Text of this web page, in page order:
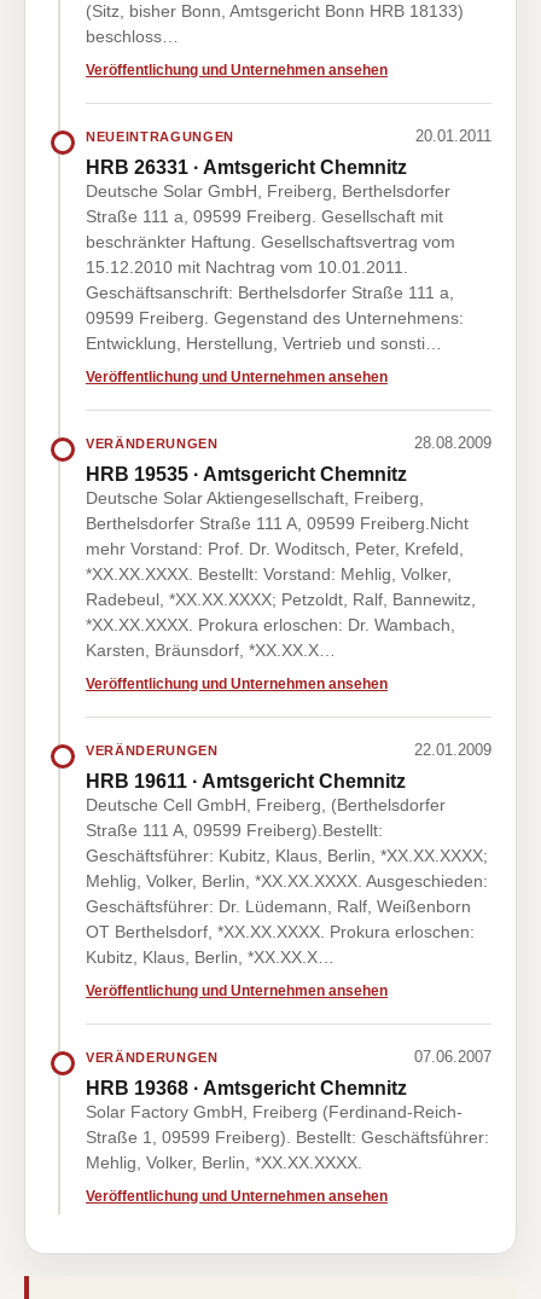
(Sitz, bisher Bonn, Amtsgericht Bonn HRB 18133)
beschloss…
Veröffentlichung und Unternehmen ansehen
NEUEINTRAGUNGEN 20.01.2011
HRB 26331 · Amtsgericht Chemnitz
Deutsche Solar GmbH, Freiberg, Berthelsdorfer
Straße 111 a, 09599 Freiberg. Gesellschaft mit
beschränkter Haftung. Gesellschaftsvertrag vom
15.12.2010 mit Nachtrag vom 10.01.2011.
Geschäftsanschrift: Berthelsdorfer Straße 111 a,
09599 Freiberg. Gegenstand des Unternehmens:
Entwicklung, Herstellung, Vertrieb und sonsti…
Veröffentlichung und Unternehmen ansehen
VERÄNDERUNGEN 28.08.2009
HRB 19535 · Amtsgericht Chemnitz
Deutsche Solar Aktiengesellschaft, Freiberg,
Berthelsdorfer Straße 111 A, 09599 Freiberg.Nicht
mehr Vorstand: Prof. Dr. Woditsch, Peter, Krefeld,
*XX.XX.XXXX. Bestellt: Vorstand: Mehlig, Volker,
Radebeul, *XX.XX.XXXX; Petzoldt, Ralf, Bannewitz,
*XX.XX.XXXX. Prokura erloschen: Dr. Wambach,
Karsten, Bräunsdorf, *XX.XX.X…
Veröffentlichung und Unternehmen ansehen
VERÄNDERUNGEN 22.01.2009
HRB 19611 · Amtsgericht Chemnitz
Deutsche Cell GmbH, Freiberg, (Berthelsdorfer
Straße 111 A, 09599 Freiberg).Bestellt:
Geschäftsführer: Kubitz, Klaus, Berlin, *XX.XX.XXXX;
Mehlig, Volker, Berlin, *XX.XX.XXXX. Ausgeschieden:
Geschäftsführer: Dr. Lüdemann, Ralf, Weißenborn
OT Berthelsdorf, *XX.XX.XXXX. Prokura erloschen:
Kubitz, Klaus, Berlin, *XX.XX.X…
Veröffentlichung und Unternehmen ansehen
VERÄNDERUNGEN 07.06.2007
HRB 19368 · Amtsgericht Chemnitz
Solar Factory GmbH, Freiberg (Ferdinand-Reich-
Straße 1, 09599 Freiberg). Bestellt: Geschäftsführer:
Mehlig, Volker, Berlin, *XX.XX.XXXX.
Veröffentlichung und Unternehmen ansehen